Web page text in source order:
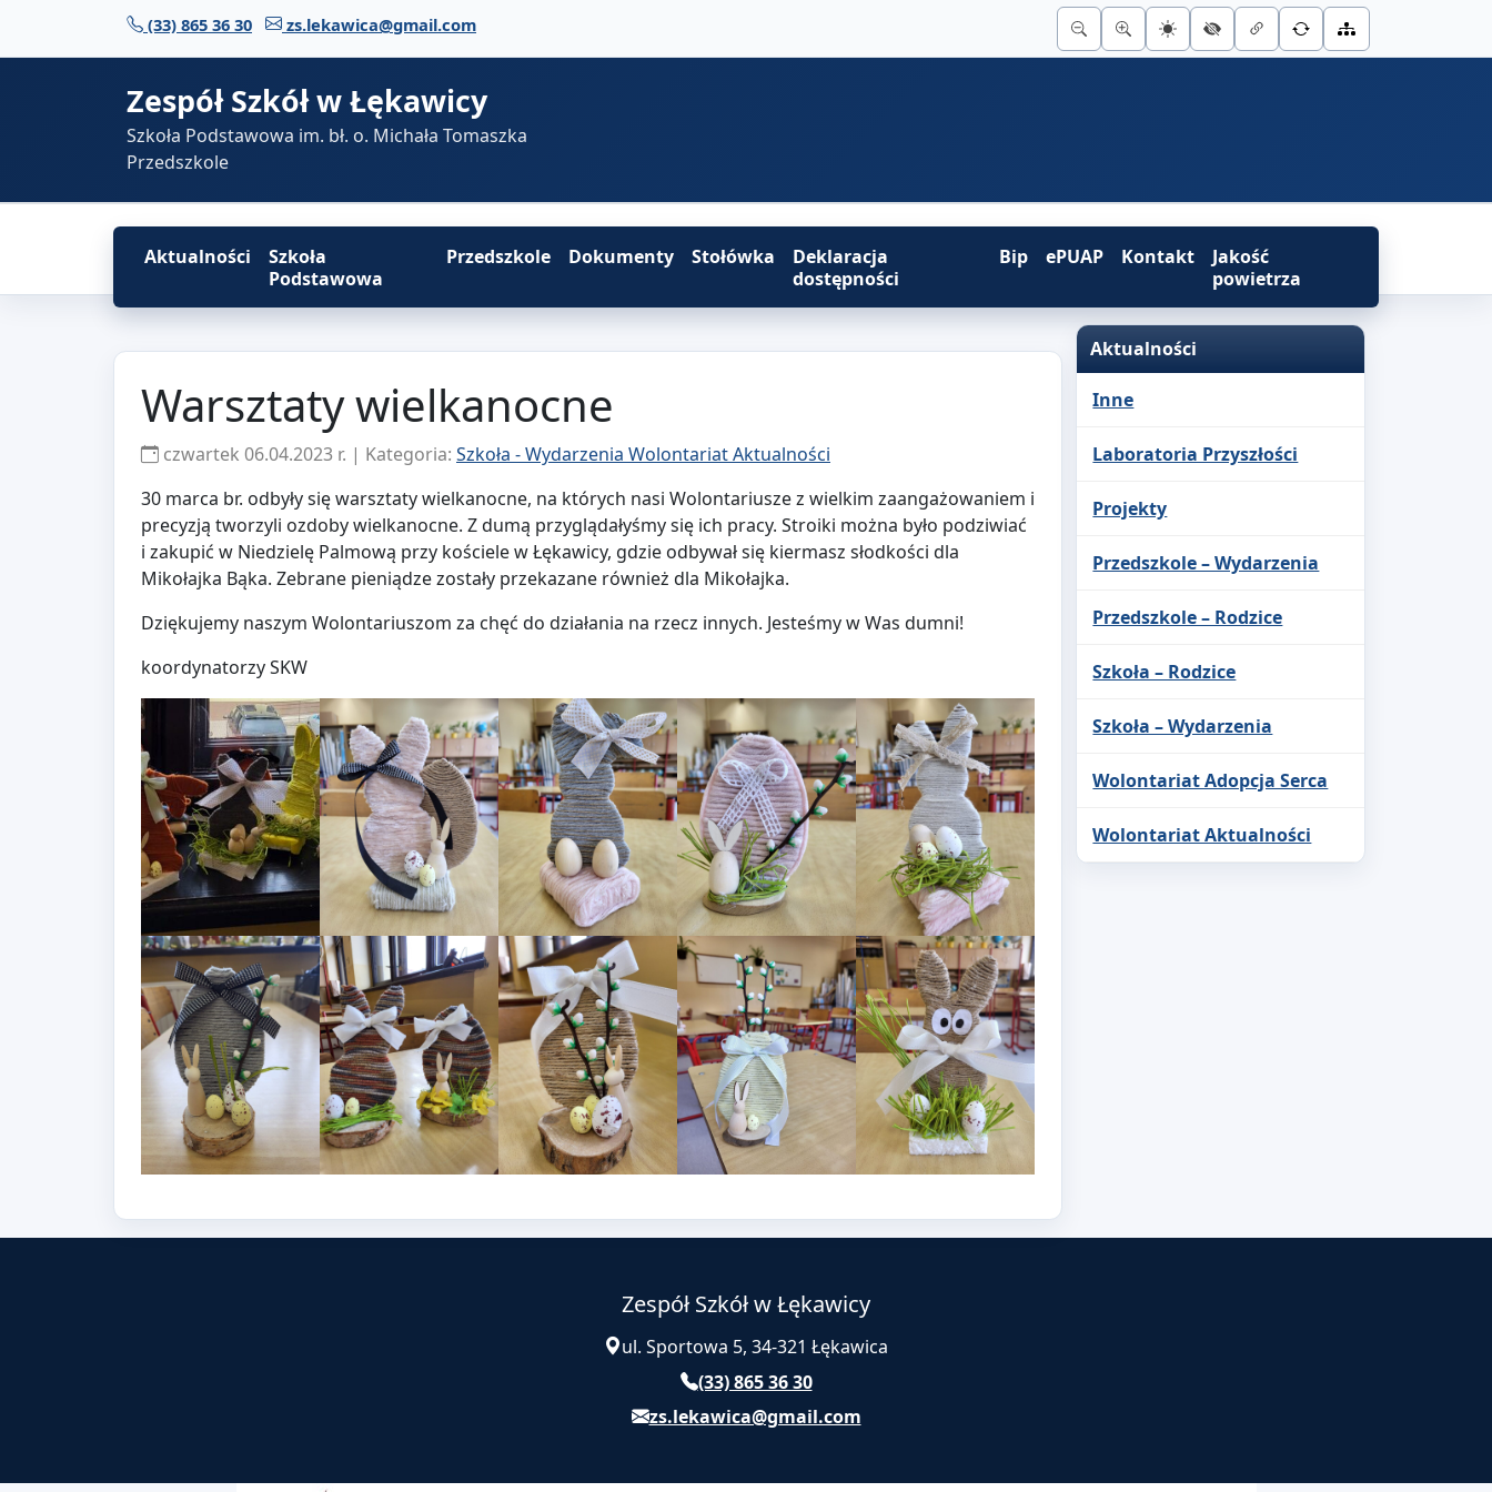
Przejdź do treści (33) 865 36 30 zs.lekawica@gmail.com
Zespół Szkół w Łękawicy
Szkoła Podstawowa im. bł. o. Michała Tomaszka
Przedszkole
Aktualności
Szkoła
Podstawowa
Przedszkole Dokumenty Stołówka
Deklaracja
dostępności
Bip ePUAP Kontakt
Jakość
powietrza
Warsztaty wielkanocne
czwartek 06.04.2023 r. | Kategoria: Szkoła - Wydarzenia Wolontariat Aktualności
30 marca br. odbyły się warsztaty wielkanocne, na których nasi Wolontariusze z wielkim zaangażowaniem i
precyzją tworzyli ozdoby wielkanocne. Z dumą przyglądałyśmy się ich pracy. Stroiki można było podziwiać
i zakupić w Niedzielę Palmową przy kościele w Łękawicy, gdzie odbywał się kiermasz słodkości dla
Mikołajka Bąka. Zebrane pieniądze zostały przekazane również dla Mikołajka.
Dziękujemy naszym Wolontariuszom za chęć do działania na rzecz innych. Jesteśmy w Was dumni!
koordynatorzy SKW
Aktualności
Inne
Laboratoria Przyszłości
Projekty
Przedszkole – Wydarzenia
Przedszkole – Rodzice
Szkoła – Rodzice
Szkoła – Wydarzenia
Wolontariat Adopcja Serca
Wolontariat Aktualności
Zespół Szkół w Łękawicy
ul. Sportowa 5, 34-321 Łękawica
(33) 865 36 30
zs.lekawica@gmail.com